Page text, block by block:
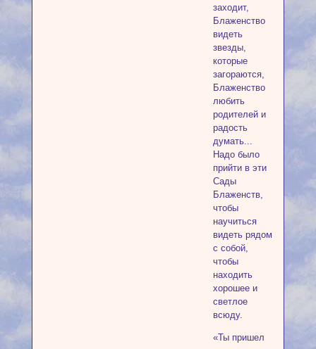
заходит,
Блаженство
видеть
звезды,
которые
загораются,
Блаженство
любить
родителей и
радость
думать...
Надо было
прийти в эти
Сады
Блаженств,
чтобы
научиться
видеть рядом
с собой,
чтобы
находить
хорошее и
светлое
всюду.
«Ты пришел